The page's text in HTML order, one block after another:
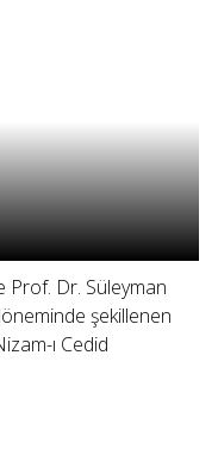
Prof. Dr. Süleyman
şekillenen
ı Cedid